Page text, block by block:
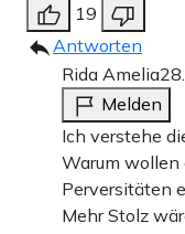
19
Antworten
Rida Amelia
Melden
Ich verstehe
Warum wollen
Perversitäten
Mehr Stolz